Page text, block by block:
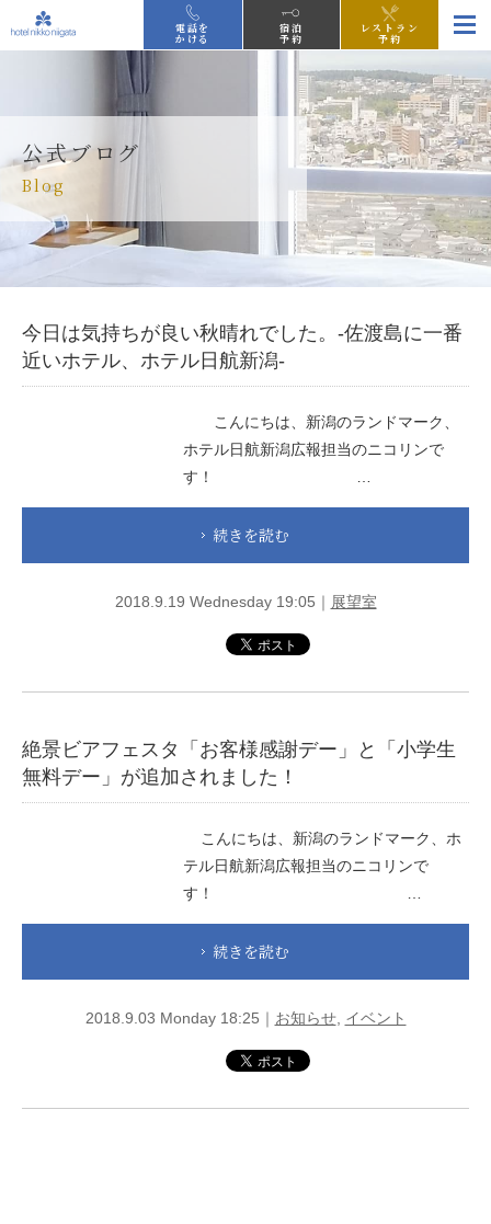
電話を
かける
宿泊
予約
レストラン
予約
公式ブログ
Blog
今日は気持ちが良い秋晴れでした。-佐渡島に一番
近いホテル、ホテル日航新潟-
こんにちは、新潟のランドマーク、
ホテル日航新潟広報担当のニコリンで
す！ …
続きを読む
2018.9.19 Wednesday 19:05｜ 展望室
絶景ビアフェスタ「お客様感謝デー」と「小学生
無料デー」が追加されました！
こんにちは、新潟のランドマーク、ホ
テル日航新潟広報担当のニコリンで
す！ …
続きを読む
2018.9.03 Monday 18:25｜ お知らせ, イベント